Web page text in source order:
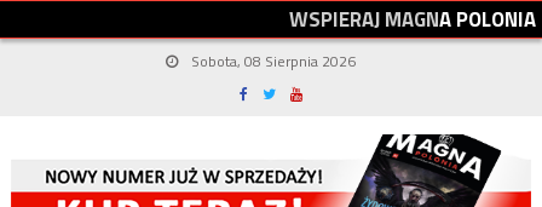
WSPIERAJMAGNAPOLONIA
Sobota, 08 Sierpnia 2026